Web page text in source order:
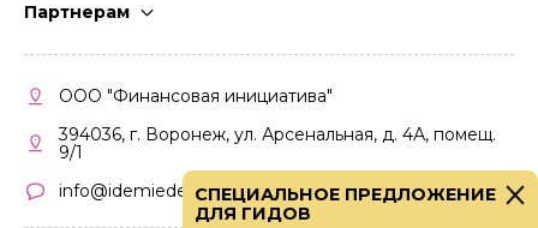
Партнерам
Кабинет партнера
Правила участия
ООО "Финансовая инициатива"
394036, г. Воронеж, ул. Арсенальная, д. 4А, помещ.
9/1
info@idemiedem.ruСПЕЦИАЛЬНОЕ ПРЕДЛОЖЕНИЕ
ДЛЯ ГИДОВ